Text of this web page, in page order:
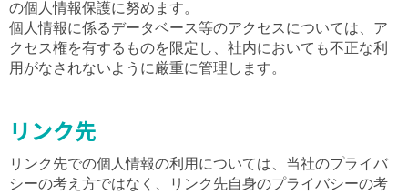
の個人情報保護に努めます。
個人情報に係るデータベース等のアクセスについては、ア
クセス権を有するものを限定し、社内においても不正な利
用がなされないように厳重に管理します。
リンク先
リンク先での個人情報の利用については、当社のプライバ
シーの考え方ではなく、リンク先自身のプライバシーの考